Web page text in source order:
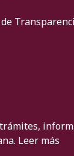
Leer más